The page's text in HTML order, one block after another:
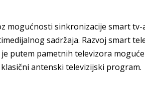
mogućnosti sinkronizacije smart
sadržaja. Razvoj smart
putem pametnih televizora
antenski televizijski program.